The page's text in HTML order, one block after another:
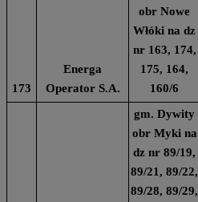
173
Energa
Operator S.A.
obr Nowe
Włóki na dz
nr 163, 174,
175, 164,
160/6
gm. Dywity
obr Myki na
dz nr 89/19,
89/21, 89/22,
89/28, 89/29,